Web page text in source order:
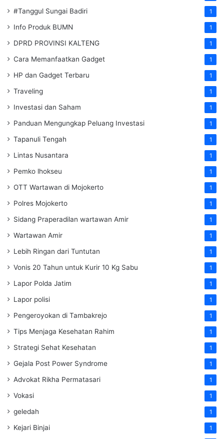
#Tanggul Sungai Badiri 1
Info Produk BUMN 1
DPRD PROVINSI KALTENG 1
Cara Memanfaatkan Gadget 1
HP dan Gadget Terbaru 1
Traveling 1
Investasi dan Saham 1
Panduan Mengungkap Peluang Investasi 1
Tapanuli Tengah 1
Lintas Nusantara 1
Pemko lhokseu 1
OTT Wartawan di Mojokerto 1
Polres Mojokerto 1
Sidang Praperadilan wartawan Amir 1
Wartawan Amir 1
Lebih Ringan dari Tuntutan 1
Vonis 20 Tahun untuk Kurir 10 Kg Sabu 1
Lapor Polda Jatim 1
Lapor polisi 1
Pengeroyokan di Tambakrejo 1
Tips Menjaga Kesehatan Rahim 1
Strategi Sehat Kesehatan 1
Gejala Post Power Syndrome 1
Advokat Rikha Permatasari 1
Vokasi 1
geledah 1
Kejari Binjai 1